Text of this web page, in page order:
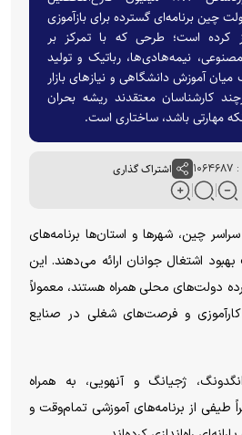
چین برنامه‌ای گسترده برای بازآموزی
کرده است؛ طرحی که با تمرکز بر
نیمه‌هادی‌ها، رباتیک و تولید
آموزش دانشگاهی و نیازهای بازار
کارشناسان معتقدند ریشه بحران
مهارتی باشد، ساختاری است.
اشتراک گذاری
سراسر چین، شهر‌ها و استان‌ها برنامه‌های
اشتغال جوانان ارائه می‌دهند. این
دولت‌های محلی همراه هستند، معمولاً
کارآموزی و فرصت‌های شغلی در صنایع
ژجیانگ و آنهویی، به همراه
طیفی از برنامه‌های آموزشی تمام‌وقت و